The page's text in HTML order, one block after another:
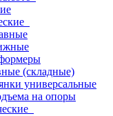
(складные)
универсальные
на опоры